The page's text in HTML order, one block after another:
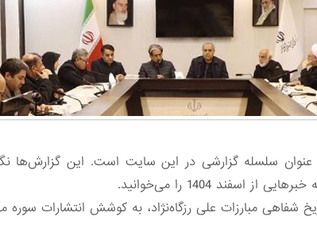
سلسله گزارشی در این سایت است. این گزارش‌ها
1404 را می‌خوانید.